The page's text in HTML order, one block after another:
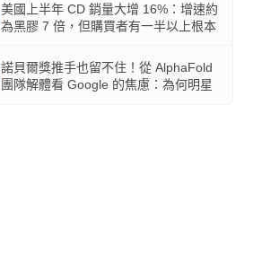
美國上半年 CD 銷量大增 16%：增速約
為黑膠 7 倍，但購買者有一半以上根本
諾貝爾獎推手也留不住！從 AlphaFold
團隊解體看 Google 的焦慮：為何明星